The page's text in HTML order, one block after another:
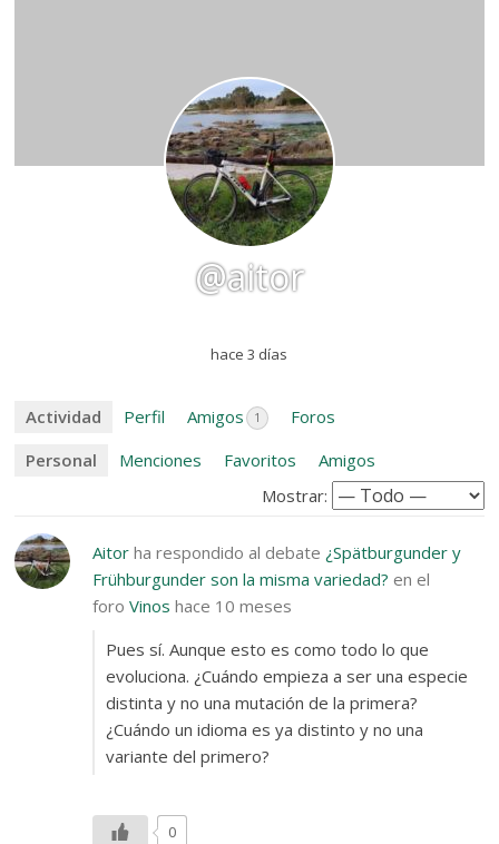
@aitor
hace 3 días
Actividad Perfil Amigos 1
Foros
Personal
Menciones Favoritos
Amigos
Mostrar:
Aitor ha respondido al debate ¿Spätburgunder y
Frühburgunder son la misma variedad? en el
foroVinos hace 10 meses
Pues sí. Aunque esto es como todo lo que
evoluciona. ¿Cuándo empieza a ser una especie
distinta y no una mutación de la primera?
¿Cuándo un idioma es ya distinto y no una
variante del primero?
0